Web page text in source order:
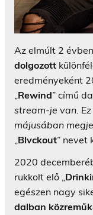
Az elmúlt 2
dolgozott
eredményeként
„Rewind” című
stream-je van.
májusában
„Blvckout” nevet
2020
rukkolt elő „
egészen nagy
dalban